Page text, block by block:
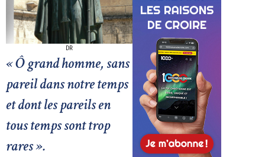
DR
« Ô grand homme, sans
pareil dans notre temps
et dont les pareils en
tous temps sont trop
rares ».